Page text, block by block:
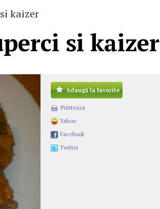
kaizer
si kaizer
Adaugă la favorite
Printeaza
Yahoo
Facebook
Twitter